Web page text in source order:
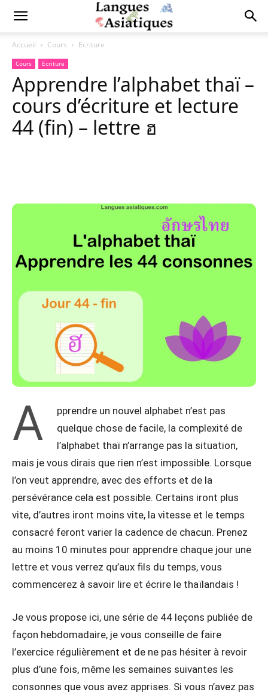
Accueil Cours Ecriture
Cours Ecriture
Apprendre l’alphabet thaï –
cours d’écriture et lecture
44 (fin) – lettre ฮ
A
pprendre un nouvel alphabet n’est pas
quelque chose de facile, la complexité de
l’alphabet thaï n’arrange pas la situation,
mais je vous dirais que rien n’est impossible. Lorsque
l’on veut apprendre, avec des efforts et de la
persévérance cela est possible. Certains iront plus
vite, d’autres iront moins vite, la vitesse et le temps
consacré feront varier la cadence de chacun. Prenez
au moins 10 minutes pour apprendre chaque jour une
lettre et vous verrez qu’aux fils du temps, vous
commencerez à savoir lire et écrire le thaïlandais !
Je vous propose ici, une série de 44 leçons publiée de
façon hebdomadaire, je vous conseille de faire
l’exercice régulièrement et de ne pas hésiter à revoir
plus d’une fois, même les semaines suivantes les
consonnes que vous avez apprises. Si vous n’avez pas